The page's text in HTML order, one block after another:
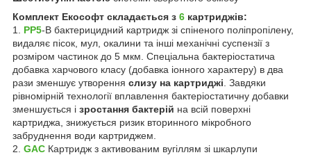
Комплект Екософт складається з 6 картриджів:
1. PP5-В бактерицидний картридж зі спіненого поліпропілену,
видаляє пісок, мул, окалини та інші механічні суспензії з
розміром частинок до 5 мкм. Спеціальна бактеріостатича
добавка харчового класу (добавка іонного характеру) в два
рази зменшує утворення слизу на картриджі . Завдяки
рівномірній технології вплавлення бактеріостатичну добавки
зменшується і зростання бактерій на всій поверхні
картриджа, знижується ризик вторинного мікробного
забруднення води картриджем.
2. GAC Картридж з активованим вугіллям зі шкарлупи